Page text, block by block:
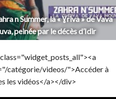
n Summer, la « Ɣriva » de Vava
peinée par le décès d’Idir
catégorie/videos/">Accéder à
les vidéos</a></div>